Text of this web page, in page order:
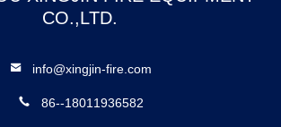
CO.,LTD.
info@xingjin-fire.com
86--18011936582